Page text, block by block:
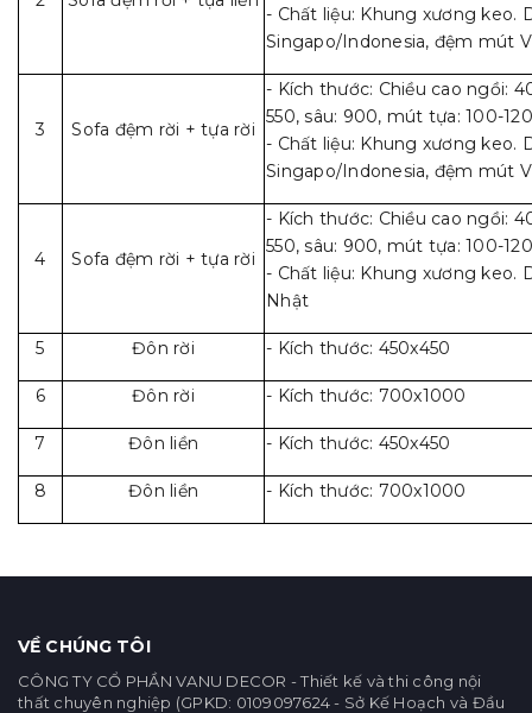
- Chất liệu: Khung xương keo.
Singapo/Indonesia, đệm mút
3 Sofa đệm rời + tựa rời
- Kích thước: Chiều cao ngồi:
550, sâu: 900, mút tựa: 100-
- Chất liệu: Khung xương keo.
Singapo/Indonesia, đệm mút
4 Sofa đệm rời + tựa rời
- Kích thước: Chiều cao ngồi:
550, sâu: 900, mút tựa: 100-
- Chất liệu: Khung xương keo.
Nhật
5 Đôn rời - Kích thước: 450x450
6 Đôn rời - Kích thước: 700x1000
7 Đôn liền - Kích thước: 450x450
8 Đôn liền - Kích thước: 700x1000
VỀ CHÚNG TÔI
CÔNG TY CỔ PHẦN VANU DECOR - Thiết kế và thi công nội
thất chuyên nghiệp (GPKD: 0109097624 - Sở Kế Hoạch và Đầu